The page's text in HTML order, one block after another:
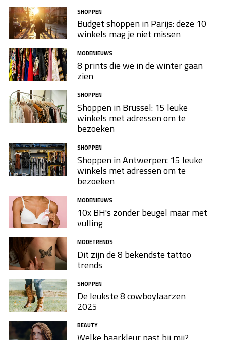
SHOPPEN
Budget shoppen in Parijs: deze 10
winkels mag je niet missen
MODENIEUWS
8 prints die we in de winter gaan
zien
SHOPPEN
Shoppen in Brussel: 15 leuke
winkels met adressen om te
bezoeken
SHOPPEN
Shoppen in Antwerpen: 15 leuke
winkels met adressen om te
bezoeken
MODENIEUWS
10x BH's zonder beugel maar met
vulling
MODETRENDS
Dit zijn de 8 bekendste tattoo
trends
SHOPPEN
De leukste 8 cowboylaarzen​
2025
BEAUTY